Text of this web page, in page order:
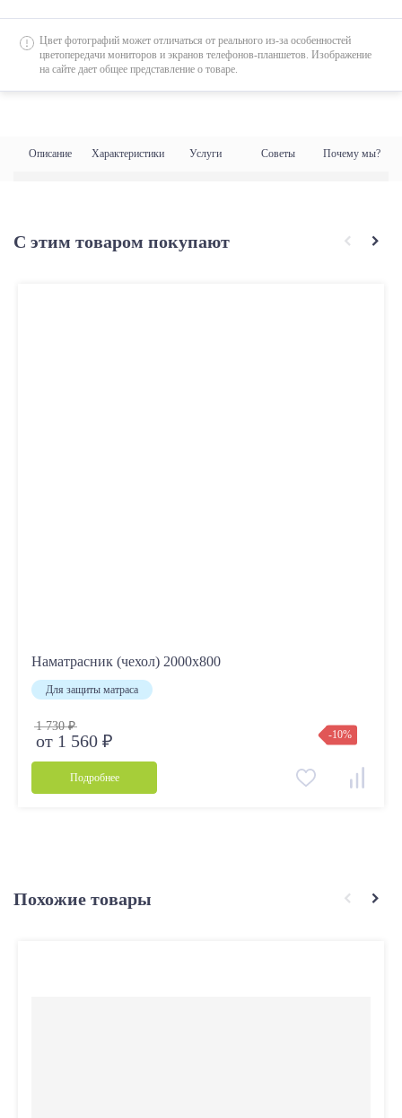
Описание Характеристики Услуги Советы Почему мы?
Цвет фотографий может отличаться от реального из-за особенностей
цветопередачи мониторов и экранов телефонов-планшетов. Изображение
на сайте дает общее представление о товаре.
С этим товаром покупают
Наматрасник (чехол) 2000х800
Для защиты матраса
1 730 ₽
от 1 560 ₽ -10%
Подробнее
Похожие товары